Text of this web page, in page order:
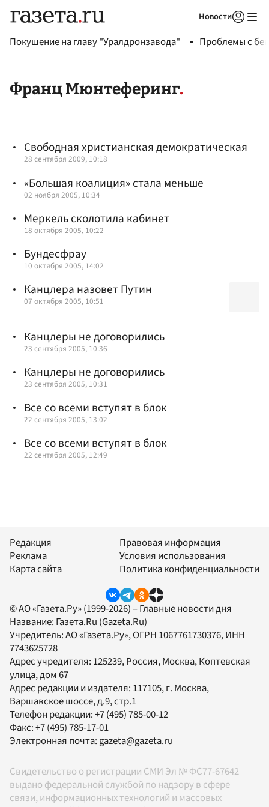
Новости
Покушение на главу "Уралдронзавода" Проблемы с
Франц Мюнтеферинг
Свободная христианская демократическая
28 сентября 2009, 10:18
«Большая коалиция» стала меньше
02 ноября 2005, 10:34
Меркель сколотила кабинет
18 октября 2005, 10:22
Бундесфрау
10 октября 2005, 14:02
Канцлера назовет Путин
07 октября 2005, 10:51
Канцлеры не договорились
23 сентября 2005, 10:36
Канцлеры не договорились
23 сентября 2005, 10:31
Все со всеми вступят в блок
22 сентября 2005, 13:02
Все со всеми вступят в блок
22 сентября 2005, 12:49
Редакция
Реклама
Карта сайта
Правовая информация
Условия использования
Политика конфиденциальности
© АО «Газета.Ру» (1999-2026) – Главные новости дня
Название: Газета.Ru (Gazeta.Ru)
Учредитель:АО «Газета.Ру», ОГРН 1067761730376, ИНН
7743625728
Адрес учредителя: 125239, Россия, Москва, Коптевская
улица, дом 67
Адрес редакции и издателя: 117105, г. Москва,
Варшавское шоссе, д.9, стр.1
Телефон редакции:+7 (495) 785-00-12
Факс:+7 (495) 785-17-01
Электронная почта:gazeta@gazeta.ru
Свидетельство о регистрации СМИ Эл № ФС77-67642
выдано федеральной службой по надзору в сфере
связи, информационных технологий и массовых